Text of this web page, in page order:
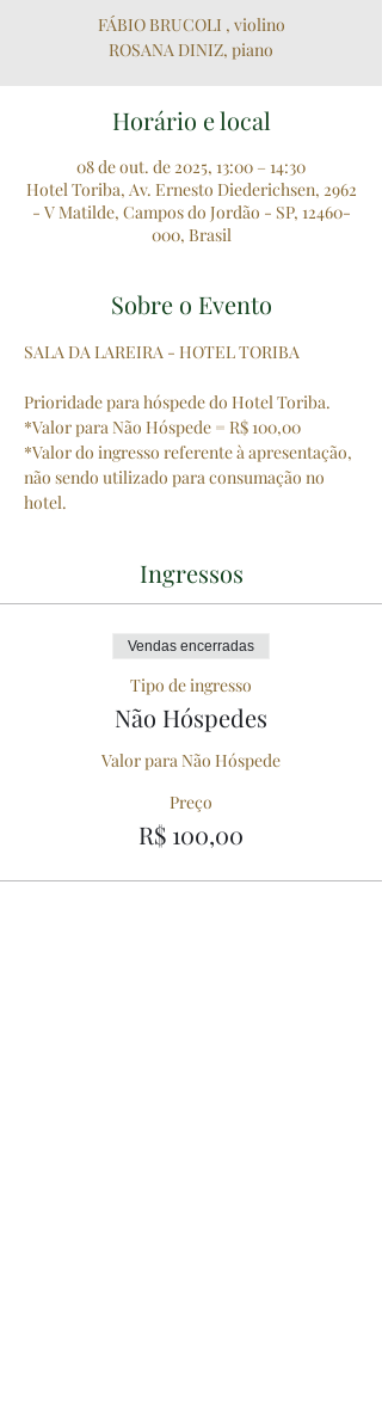
FÁBIO BRUCOLI , violino
ROSANA DINIZ, piano
Horário e local
08 de out. de 2025, 13:00 – 14:30
Hotel Toriba, Av. Ernesto Diederichsen, 2962
- V Matilde, Campos do Jordão - SP, 12460-
000, Brasil
Sobre o Evento
SALA DA LAREIRA - HOTEL TORIBA
Prioridade para hóspede do Hotel Toriba.
*Valor para Não Hóspede = R$ 100,00
*Valor do ingresso referente à apresentação,
não sendo utilizado para consumação no
hotel.
Ingressos
Vendas encerradas
Tipo de ingresso
Não Hóspedes
Valor para Não Hóspede
Preço
R$ 100,00